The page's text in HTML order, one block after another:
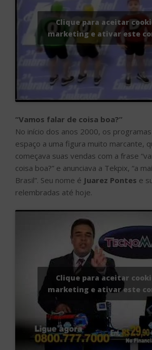
Clique para aceitar
marketing e ativar este
“Vamos falar de coisa boa?”
No início dos anos 2000, os
espaço a uma figura muito marcante,
começava suas vendas com a frase
coisa boa?” e anunciava a Tekpix, “a
Brasil”. Seu nome é Juarez Pontes e
relembradas até hoje.
Clique para aceitar
marketing e ativar este